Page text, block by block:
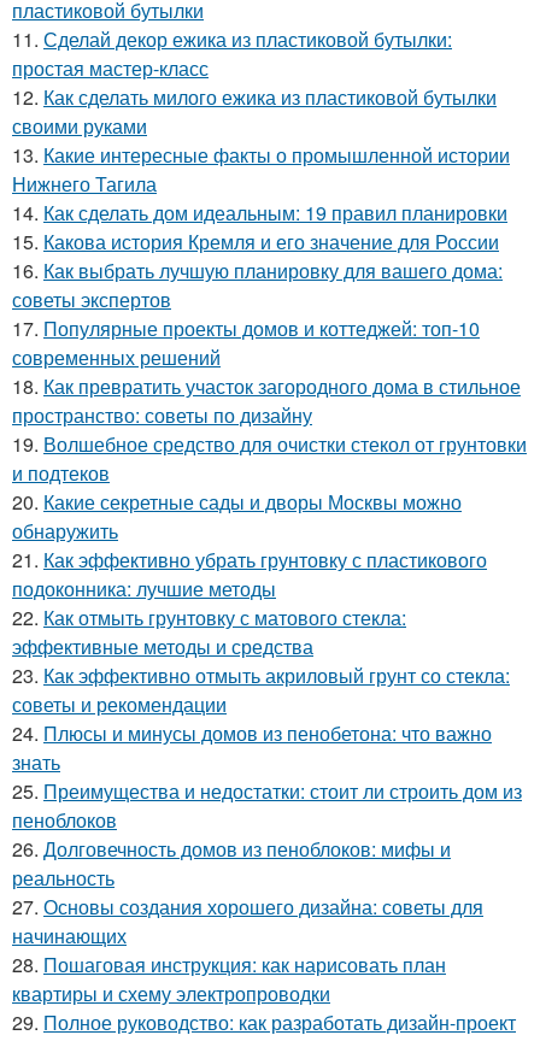
пластиковой бутылки
11. Сделай декор ежика из пластиковой бутылки:
простая мастер-класс
12. Как сделать милого ежика из пластиковой бутылки
своими руками
13. Какие интересные факты о промышленной истории
Нижнего Тагила
14. Как сделать дом идеальным: 19 правил планировки
15. Какова история Кремля и его значение для России
16. Как выбрать лучшую планировку для вашего дома:
советы экспертов
17. Популярные проекты домов и коттеджей: топ-10
современных решений
18. Как превратить участок загородного дома в стильное
пространство: советы по дизайну
19. Волшебное средство для очистки стекол от грунтовки
и подтеков
20. Какие секретные сады и дворы Москвы можно
обнаружить
21. Как эффективно убрать грунтовку с пластикового
подоконника: лучшие методы
22. Как отмыть грунтовку с матового стекла:
эффективные методы и средства
23. Как эффективно отмыть акриловый грунт со стекла:
советы и рекомендации
24. Плюсы и минусы домов из пенобетона: что важно
знать
25. Преимущества и недостатки: стоит ли строить дом из
пеноблоков
26. Долговечность домов из пеноблоков: мифы и
реальность
27. Основы создания хорошего дизайна: советы для
начинающих
28. Пошаговая инструкция: как нарисовать план
квартиры и схему электропроводки
29. Полное руководство: как разработать дизайн-проект